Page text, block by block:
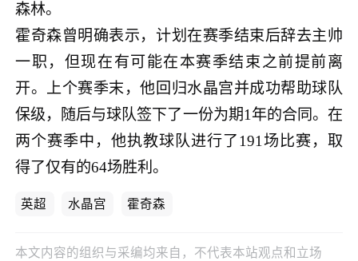
森林。
霍奇森曾明确表示，计划在赛季结束后辞去主帅
一职，但现在有可能在本赛季结束之前提前离
开。上个赛季末，他回归水晶宫并成功帮助球队
保级，随后与球队签下了一份为期1年的合同。在
两个赛季中，他执教球队进行了191场比赛，取
得了仅有的64场胜利。
英超 水晶宫 霍奇森
本文内容的组织与采编均来自，不代表本站观点和立场